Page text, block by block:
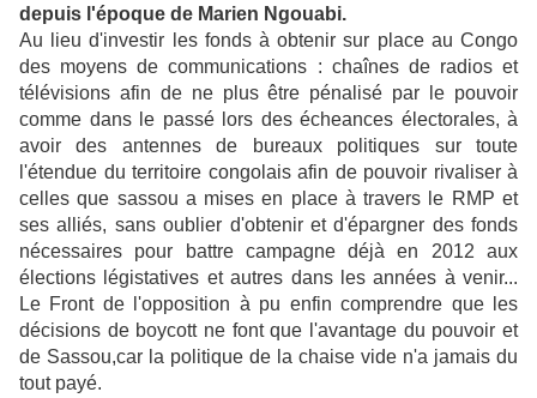
depuis l'époque de Marien Ngouabi.
Au lieu d'investir les fonds à obtenir sur place au Congo
des moyens de communications : chaînes de radios et
télévisions afin de ne plus être pénalisé par le pouvoir
comme dans le passé lors des écheances électorales, à
avoir des antennes de bureaux politiques sur toute
l'étendue du territoire congolais afin de pouvoir rivaliser à
celles que sassou a mises en place à travers le RMP et
ses alliés, sans oublier d'obtenir et d'épargner des fonds
nécessaires pour battre campagne déjà en 2012 aux
élections légistatives et autres dans les années à venir...
Le Front de l'opposition à pu enfin comprendre que les
décisions de boycott ne font que l'avantage du pouvoir et
de Sassou,car la politique de la chaise vide n'a jamais du
tout payé.